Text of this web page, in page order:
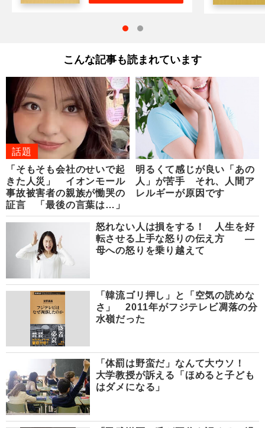
こんな記事も読まれています
話題
「そもそも会社のせいで起
きた人災」 イオンモール
事故被害者の親族が慟哭の
証言 「最後の言葉は…」
明るくて感じが良い「あの
人」が苦手 それ、人間ア
レルギーが原因です
怒れない人は損をする！ 人生を好
転させる上手な怒りの伝え方 ―
母への怒りを乗り越えて
「韓流ゴリ押し」と「空気の読めな
さ」 2011年がフジテレビ凋落の分
水嶺だった
「体罰は野蛮だ」なんて大ウソ！
大学教授が訴える「ほめると子ども
はダメになる」